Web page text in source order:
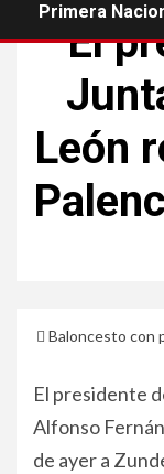
Primera
El
León
Baloncesto con
El presidente
Alfonso
de ayer a